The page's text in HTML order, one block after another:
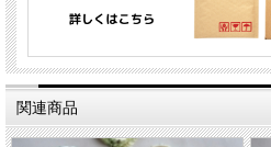
関連商品